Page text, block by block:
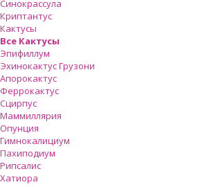
Синокрассула
Криптантус
Кактусы
Все Кактусы
Эпифиллум
Эхинокактус Грузони
Апорокактус
Феррокактус
Сцирпус
Маммиллярия
Опунция
Гимнокалициум
Пахиподиум
Рипсалис
Хатиора